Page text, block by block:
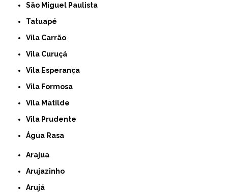
São Miguel Paulista
Tatuapé
Vila Carrão
Vila Curuçá
Vila Esperança
Vila Formosa
Vila Matilde
Vila Prudente
Água Rasa
Arajua
Arujazinho
Arujá